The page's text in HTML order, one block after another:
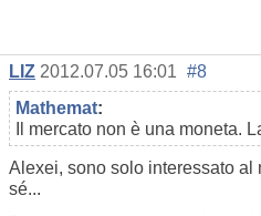
LIZ 2012.07.05 16:01 #8
Mathemat:
Il mercato non è una moneta.
Alexei, sono solo interessato al
sé...